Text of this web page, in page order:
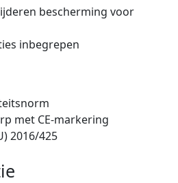
bescherming voor
inbegrepen
met CE-markering
2016/425